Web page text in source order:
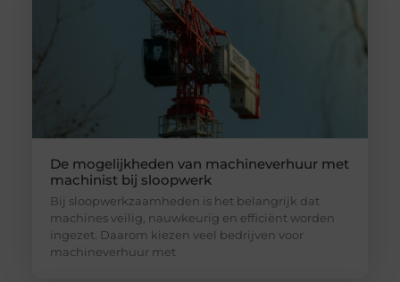
De mogelijkheden van machineverhuur met
machinist bij sloopwerk
Bij sloopwerkzaamheden is het belangrijk dat
machines veilig, nauwkeurig en efficiënt worden
ingezet. Daarom kiezen veel bedrijven voor
machineverhuur met